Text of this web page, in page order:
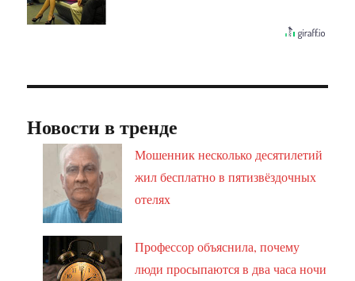
Новости в тренде
Мошенник несколько десятилетий
жил бесплатно в пятизвёздочных
отелях
Профессор объяснила, почему
люди просыпаются в два часа ночи